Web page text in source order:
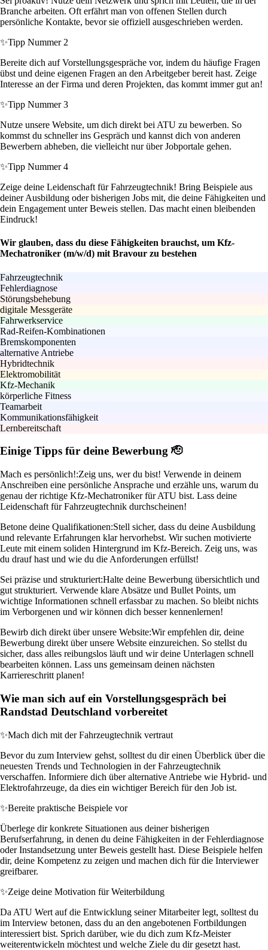
Branche arbeiten. Oft erfährt man von offenen Stellen durch
persönliche Kontakte, bevor sie offiziell ausgeschrieben werden.
✨Tipp Nummer 2
Bereite dich auf Vorstellungsgespräche vor, indem du häufige Fragen
übst und deine eigenen Fragen an den Arbeitgeber bereit hast. Zeige
Interesse an der Firma und deren Projekten, das kommt immer gut an!
✨Tipp Nummer 3
Nutze unsere Website, um dich direkt bei ATU zu bewerben. So
kommst du schneller ins Gespräch und kannst dich von anderen
Bewerbern abheben, die vielleicht nur über Jobportale gehen.
✨Tipp Nummer 4
Zeige deine Leidenschaft für Fahrzeugtechnik! Bring Beispiele aus
deiner Ausbildung oder bisherigen Jobs mit, die deine Fähigkeiten und
dein Engagement unter Beweis stellen. Das macht einen bleibenden
Eindruck!
Wir glauben, dass du diese Fähigkeiten brauchst, um Kfz-
Mechatroniker (m/w/d) mit Bravour zu bestehen
Fahrzeugtechnik
Fehlerdiagnose
Störungsbehebung
digitale Messgeräte
Fahrwerkservice
Rad-Reifen-Kombinationen
Bremskomponenten
alternative Antriebe
Hybridtechnik
Elektromobilität
Kfz-Mechanik
körperliche Fitness
Teamarbeit
Kommunikationsfähigkeit
Lernbereitschaft
Einige Tipps für deine Bewerbung 🫡
Mach es persönlich!:Zeig uns, wer du bist! Verwende in deinem
Anschreiben eine persönliche Ansprache und erzähle uns, warum du
genau der richtige Kfz-Mechatroniker für ATU bist. Lass deine
Leidenschaft für Fahrzeugtechnik durchscheinen!
Betone deine Qualifikationen:Stell sicher, dass du deine Ausbildung
und relevante Erfahrungen klar hervorhebst. Wir suchen motivierte
Leute mit einem soliden Hintergrund im Kfz-Bereich. Zeig uns, was
du drauf hast und wie du die Anforderungen erfüllst!
Sei präzise und strukturiert:Halte deine Bewerbung übersichtlich und
gut strukturiert. Verwende klare Absätze und Bullet Points, um
wichtige Informationen schnell erfassbar zu machen. So bleibt nichts
im Verborgenen und wir können dich besser kennenlernen!
Bewirb dich direkt über unsere Website:Wir empfehlen dir, deine
Bewerbung direkt über unsere Website einzureichen. So stellst du
sicher, dass alles reibungslos läuft und wir deine Unterlagen schnell
bearbeiten können. Lass uns gemeinsam deinen nächsten
Karriereschritt planen!
Wie man sich auf ein Vorstellungsgespräch bei
Randstad Deutschland vorbereitet
✨Mach dich mit der Fahrzeugtechnik vertraut
Bevor du zum Interview gehst, solltest du dir einen Überblick über die
neuesten Trends und Technologien in der Fahrzeugtechnik
verschaffen. Informiere dich über alternative Antriebe wie Hybrid- und
Elektrofahrzeuge, da dies ein wichtiger Bereich für den Job ist.
✨Bereite praktische Beispiele vor
Überlege dir konkrete Situationen aus deiner bisherigen
Berufserfahrung, in denen du deine Fähigkeiten in der Fehlerdiagnose
oder Instandsetzung unter Beweis gestellt hast. Diese Beispiele helfen
dir, deine Kompetenz zu zeigen und machen dich für die Interviewer
greifbarer.
✨Zeige deine Motivation für Weiterbildung
Da ATU Wert auf die Entwicklung seiner Mitarbeiter legt, solltest du
im Interview betonen, dass du an den angebotenen Fortbildungen
interessiert bist. Sprich darüber, wie du dich zum Kfz-Meister
weiterentwickeln möchtest und welche Ziele du dir gesetzt hast.